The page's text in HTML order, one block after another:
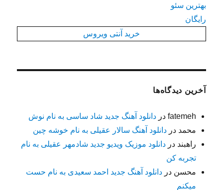
بهترین سئو
رایگان
خرید آنتی ویروس
آخرین دیدگاه‌ها
fatemeh دردانلود آهنگ جدید شاد ساسی به نام نوش
محمد دردانلود آهنگ سالار عقیلی به نام خوشه چین
راهبند دردانلود موزیک ویدیو جدید شادمهر عقیلی به نام
تجربه کن
محسن دردانلود آهنگ جدید احمد سعیدی به نام حست
میکنم